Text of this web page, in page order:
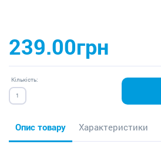
239.00грн
Кількість:
Опис товару Характеристики